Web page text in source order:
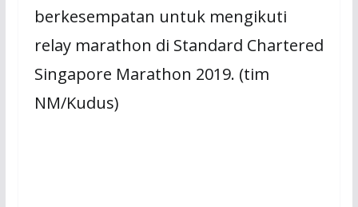
berkesempatan untuk mengikuti
relay marathon di Standard Chartered
Singapore Marathon 2019. (tim
NM/Kudus)